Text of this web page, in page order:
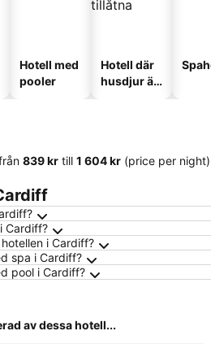
Hotell med
pooler
Hotell där
husdjur är
‎839 kr till ‎1 604 kr (price per night)
Cardiff?
i Cardiff?
spa i Cardiff?
pool i Cardiff?
av dessa hotell...